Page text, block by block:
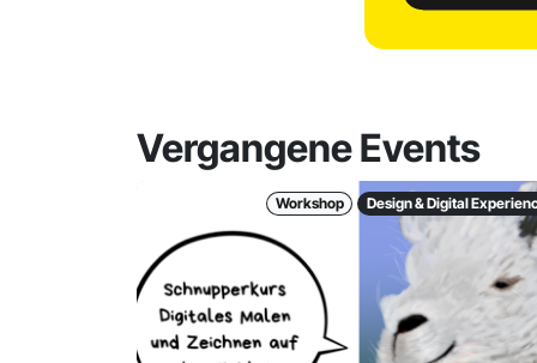
Vergangene Events
Workshop Design & Digital